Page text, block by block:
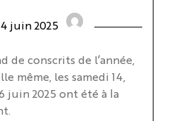
juin 2025
de conscrits de l’année,
même, les samedi 14,
juin 2025 ont été à la